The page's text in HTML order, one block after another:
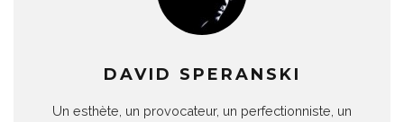
DAVID SPERANSKI
Un esthète, un provocateur, un perfectionniste, un